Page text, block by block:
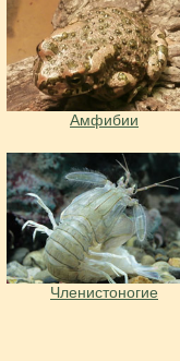
Амфибии
Членистоногие